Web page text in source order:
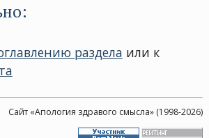
раздела или к
Сайт «Апология здравого смысла» (1998-2026)